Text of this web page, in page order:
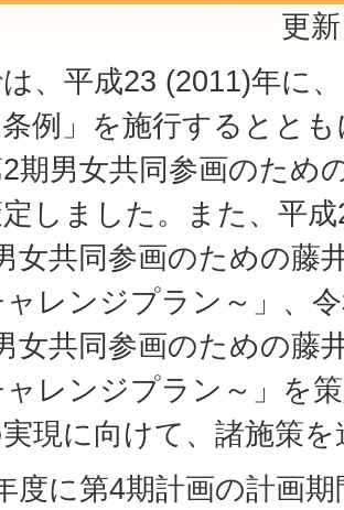
更
、平成23 (2011)年に
例」を施行するとと
期男女共同参画のため
しました。また、平
女共同参画のための藤
レンジプラン～」、
女共同参画のための藤
レンジプラン～」を
現に向けて、諸施策
度に第4期計画の計画